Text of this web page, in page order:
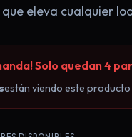
eleva cualquier
Solo quedan 4
están viendo este
x 100€! 👟